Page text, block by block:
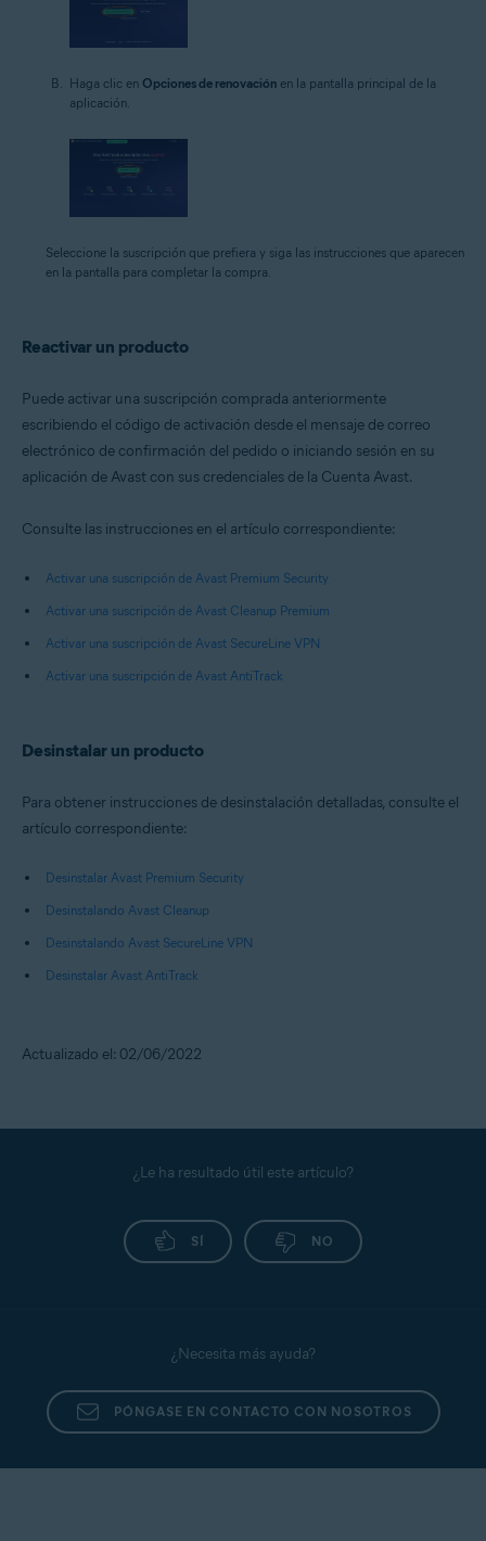
Haga clic en Opciones de renovación en la pantalla principal de la
aplicación.
Seleccione la suscripción que prefiera y siga las instrucciones que aparecen
en la pantalla para completar la compra.
Reactivar un producto
Puede activar una suscripción comprada anteriormente
escribiendo el código de activación desde el mensaje de correo
electrónico de confirmación del pedido o iniciando sesión en su
aplicación de Avast con sus credenciales de la Cuenta Avast.
Consulte las instrucciones en el artículo correspondiente:
Activar una suscripción de Avast Premium Security
Activar una suscripción de Avast Cleanup Premium
Activar una suscripción de Avast SecureLine VPN
Activar una suscripción de Avast AntiTrack
Desinstalar un producto
Para obtener instrucciones de desinstalación detalladas, consulte el
artículo correspondiente:
Desinstalar Avast Premium Security
Desinstalando Avast Cleanup
Desinstalando Avast SecureLine VPN
Desinstalar Avast AntiTrack
Actualizado el: 02/06/2022
¿Le ha resultado útil este artículo?
SÍ NO
¿Necesita más ayuda?
PÓNGASE EN CONTACTO CON NOSOTROS